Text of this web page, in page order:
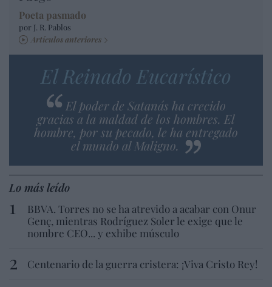
Poeta pasmado
por J. R. Pablos
Artículos anteriores
El Reinado Eucarístico
El poder de Satanás ha crecido
gracias a la maldad de los hombres. El
hombre, por su pecado, le ha entregado
el mundo al Maligno.
Lo más leído
BBVA. Torres no se ha atrevido a acabar con Onur
Genç, mientras Rodríguez Soler le exige que le
nombre CEO... y exhibe músculo
Centenario de la guerra cristera: ¡Viva Cristo Rey!